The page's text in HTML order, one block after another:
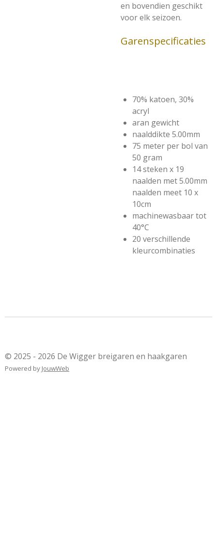
en bovendien geschikt
voor elk seizoen.
Garenspecificaties
70% katoen, 30%
acryl
aran gewicht
naalddikte 5.00mm
75 meter per bol van
50 gram
14 steken x 19
naalden met 5.00mm
naalden meet 10 x
10cm
machinewasbaar tot
40°C
20 verschillende
kleurcombinaties
© 2025 - 2026 De Wigger breigaren en haakgaren
Powered by JouwWeb